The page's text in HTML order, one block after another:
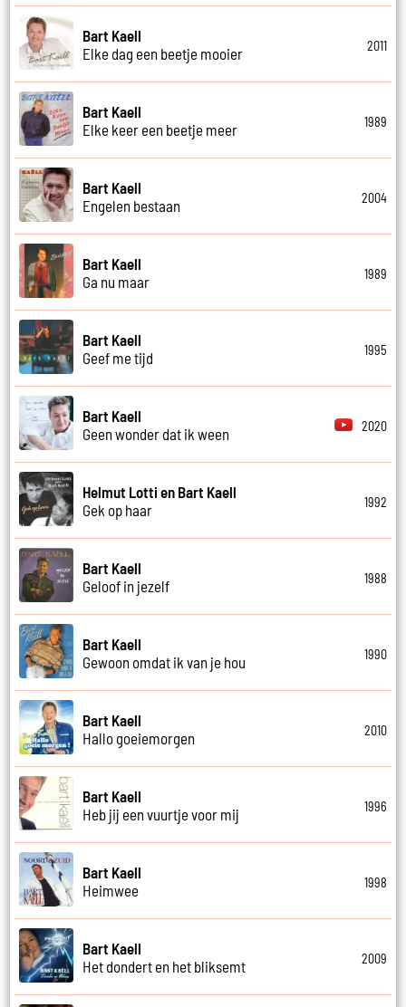
Bart Kaell
Elke dag een beetje mooier
2011
Bart Kaell
Elke keer een beetje meer
1989
Bart Kaell
Engelen bestaan
2004
Bart Kaell
Ga nu maar
1989
Bart Kaell
Geef me tijd
1995
Bart Kaell
Geen wonder dat ik ween
2020
Helmut Lotti en Bart Kaell
Gek op haar
1992
Bart Kaell
Geloof in jezelf
1988
Bart Kaell
Gewoon omdat ik van je hou
1990
Bart Kaell
Hallo goeiemorgen
2010
Bart Kaell
Heb jij een vuurtje voor mij
1996
Bart Kaell
Heimwee
1998
Bart Kaell
Het dondert en het bliksemt
2009